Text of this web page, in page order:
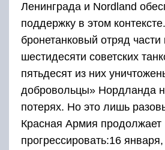
Ленинграда и Nordland
поддержку в этом
бронетанковый отряд части
шестидесяти советских
пятьдесят из них
добровольцы» Нордланда
потерях. Но это лишь
Красная Армия продолжает
прогрессировать:16